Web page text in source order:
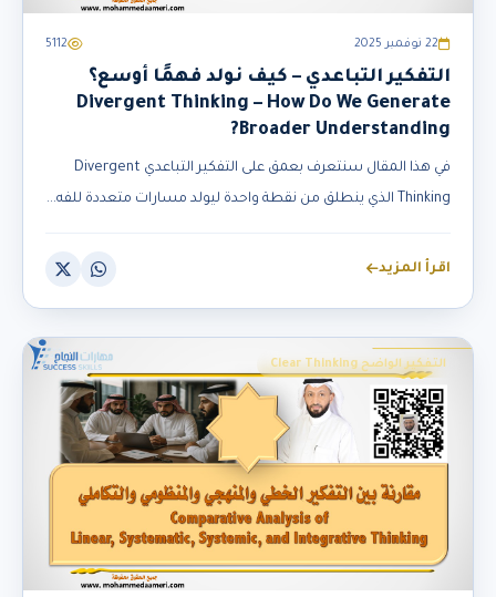
22 نوفمبر 2025 5112
التفكير التباعدي – كيف نولد فهمًا أوسع؟
Divergent Thinking – How Do We Generate
Broader Understanding?
في هذا المقال سنتعرف بعمق على التفكير التباعدي Divergent
Thinking الذي ينطلق من نقطة واحدة ليولد مسارات متعددة للفه...
اقرأ المزيد
التفكير الواضح Clear Thinking